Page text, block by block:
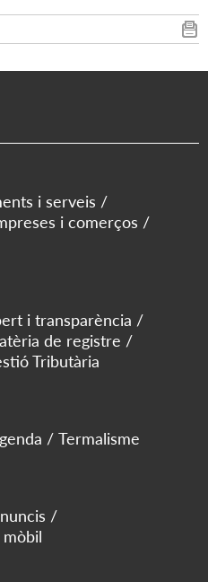
i serveis
i comerços
i transparència
de registre
Tributària
Termalisme